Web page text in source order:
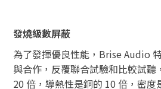
發燒級數屏蔽
為了發揮優良性能，Brise Audio
與合作，反覆聯合試驗和比較試聽
20 倍，導熱性是銅的 10 倍，密度